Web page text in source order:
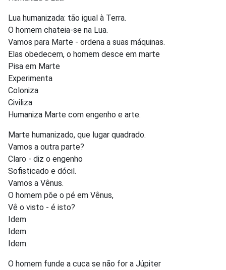
Lua humanizada: tão igual à Terra.
O homem chateia-se na Lua.
Vamos para Marte - ordena a suas máquinas.
Elas obedecem, o homem desce em marte
Pisa em Marte
Experimenta
Coloniza
Civiliza
Humaniza Marte com engenho e arte.
Marte humanizado, que lugar quadrado.
Vamos a outra parte?
Claro - diz o engenho
Sofisticado e dócil.
Vamos a Vênus.
O homem põe o pé em Vênus,
Vê o visto - é isto?
Idem
Idem
Idem.
O homem funde a cuca se não for a Júpiter